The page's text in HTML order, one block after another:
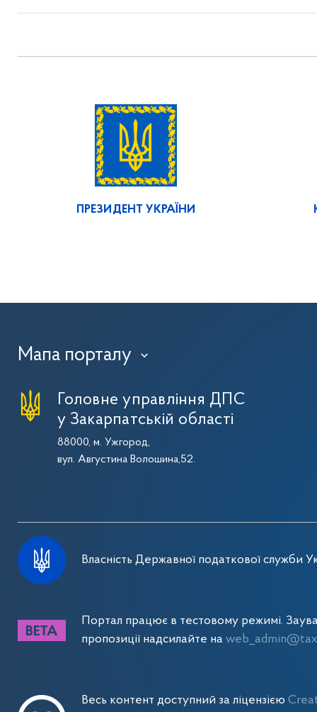
ПРЕЗИДЕНТ УКРАЇНИ
Мапа порталу ›
Головне управління ДПС
у Закарпатській області
88000, м. Ужгород,
вул. Августина Волошина,52.
Власність Державної податкової служби
Портал працює в тестовому режимі.
пропозиції надсилайте на
Весь контент доступний за ліцензією